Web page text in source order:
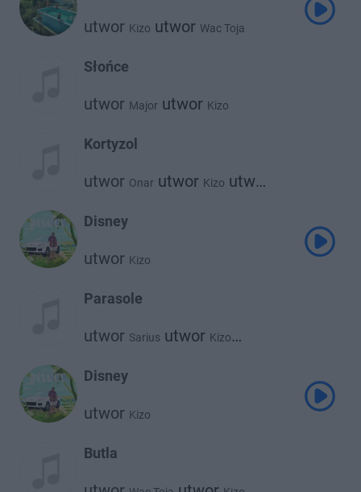
utwor Kizo utwor Wac Toja
Słońce
utwor Major utwor Kizo
Kortyzol
utwor Onar utwor Kizo utwor
Disney
utwor Kizo
Parasole
utwor Sarius utwor Kizo
Disney
utwor Kizo
Butla